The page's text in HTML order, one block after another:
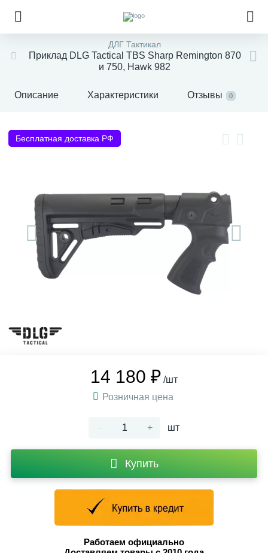
ДЛГ Тактикал
Приклад DLG Tactical TBS Sharp Remington 870
и 750, Hawk 982
Описание Характеристики Отзывы 0
Бесплатная доставка РФ
14 180 ₽ /шт
Розничная цена
- + шт
Купить
Работаем официально